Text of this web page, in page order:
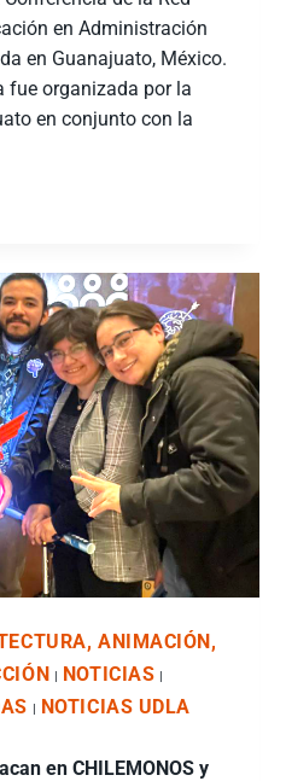
en Administración
en Guanajuato, México.
fue organizada por la
en conjunto con la
ANIMACIÓN,
| NOTICIAS |
| NOTICIAS UDLA
en CHILEMONOS y